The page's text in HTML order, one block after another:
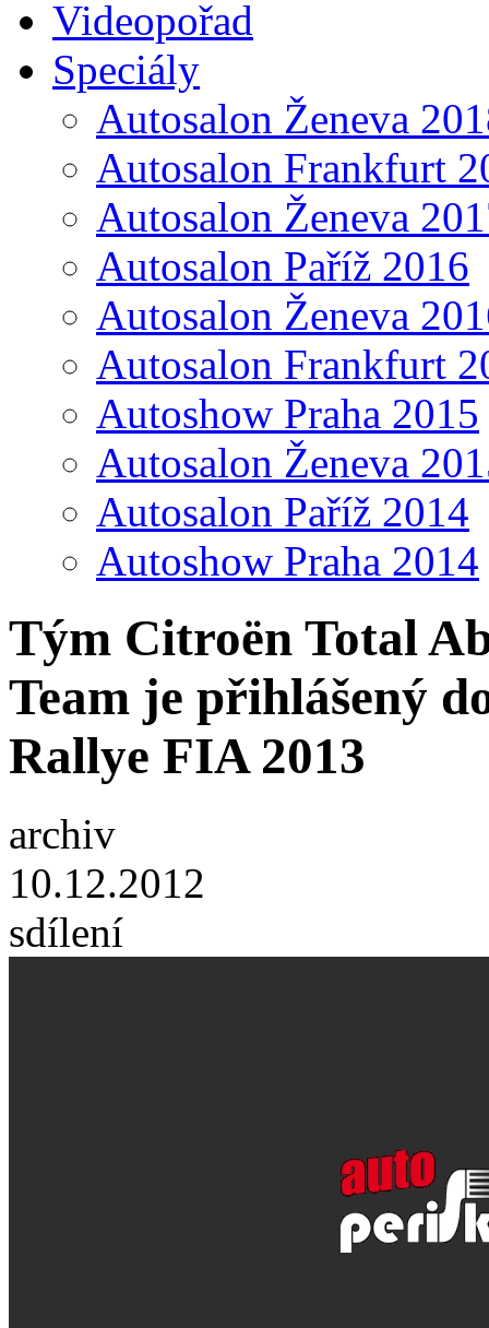
Videopořad
Speciály
Autosalon Ženeva
Autosalon Frankfurt
Autosalon Ženeva
Autosalon Paříž 2016
Autosalon Ženeva
Autosalon Frankfurt
Autoshow Praha 2015
Autosalon Ženeva
Autosalon Paříž 2014
Autoshow Praha 2014
Tým Citroën Total
Team je přihlášený
Rallye FIA 2013
archiv
10.12.2012
sdílení